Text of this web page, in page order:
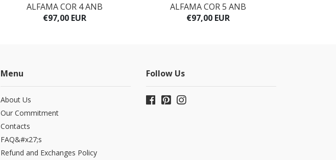
ALFAMA COR 4 ANB
€97,00 EUR
ALFAMA COR 5 ANB
€97,00 EUR
Menu
About Us
Our Commitment
Contacts
FAQ&#x27;s
Refund and Exchanges​ Policy
Follow Us